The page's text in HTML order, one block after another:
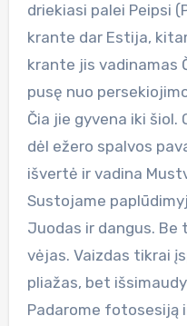
driekiasi palei Peipsi
krante dar Estija,
krante jis vadinamas
pusę nuo
Čia jie gyvena iki šiol.
dėl ežero spalvos
išvertė ir vadina
Sustojame
Juodas ir dangus. Be
vėjas. Vaizdas tikrai
pliažas, bet
Padarome fotosesiją